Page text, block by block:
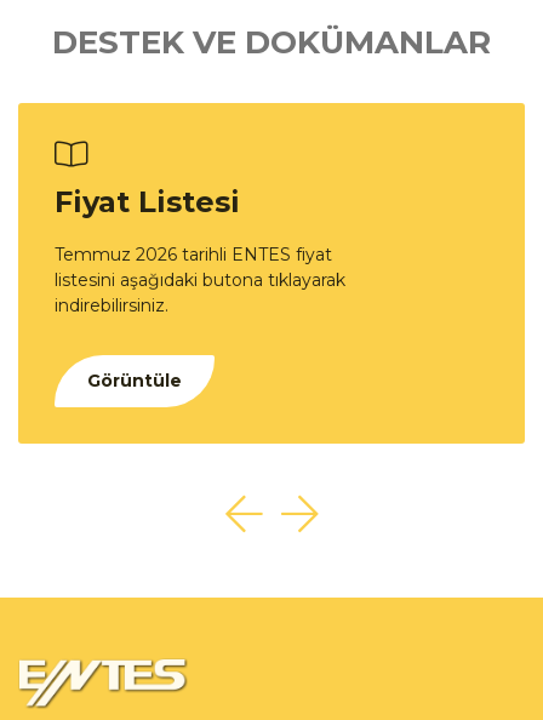
DESTEK VE DOKÜMANLAR
Fiyat Listesi
Temmuz 2026 tarihli ENTES fiyat
listesini aşağıdaki butona tıklayarak
indirebilirsiniz.
Görüntüle